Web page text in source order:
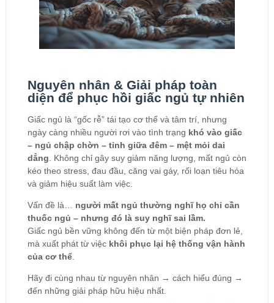
Nguyên nhân & Giải pháp toàn
diện để phục hồi giấc ngủ tự nhiên
Giấc ngủ là “gốc rễ” tái tạo cơ thể và tâm trí, nhưng
ngày càng nhiều người rơi vào tình trạng khó vào giấc
– ngủ chập chờn – tỉnh giữa đêm – mệt mỏi dai
dẳng . Không chỉ gây suy giảm năng lượng, mất ngủ còn
kéo theo stress, đau đầu, căng vai gáy, rối loạn tiêu hóa
và giảm hiệu suất làm việc.
Vấn đề là… người mất ngủ thường nghĩ họ chỉ cần
thuốc ngủ – nhưng đó là suy nghĩ sai lầm.
Giấc ngủ bền vững không đến từ một biện pháp đơn lẻ,
mà xuất phát từ việc khôi phục lại hệ thống vận hành
của cơ thể.
Hãy đi cùng nhau từ nguyên nhân → cách hiểu đúng →
đến những giải pháp hữu hiệu nhất.